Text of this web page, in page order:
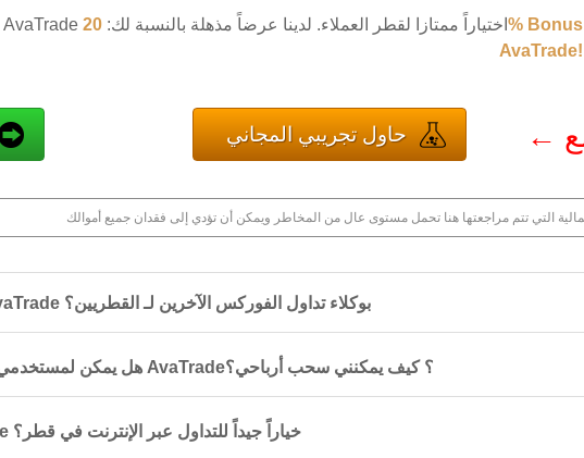
وعموما AvaTrade اختياراً ممتازا لقطر العملاء. لدينا عرضاً مذهلة بالنسبة لك:20% Bonus
AvaTrade!
حاول تجريبي المجاني ←
كيف تتم مقارنة AvaTrade بوكلاء تداول الفوركس الآخرين لـ القطريين؟
هل يمكن لمستخدمي قطر التسجيل في AvaTrade؟ كيف يمكنني سحب أرباحي؟
لماذا يُعدّ AvaTrade خياراً جيداً للتداول عبر الإنترنت في قطر؟